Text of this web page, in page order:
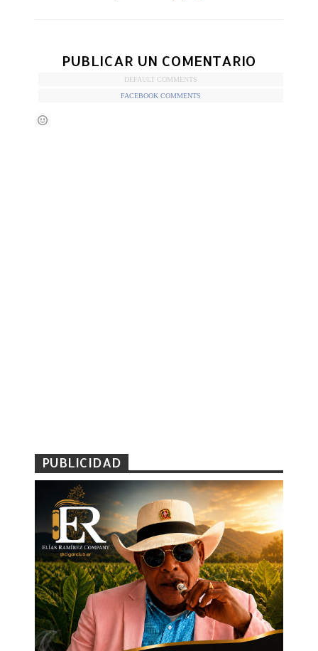
PUBLICAR UN COMENTARIO
DEFAULT COMMENTS
FACEBOOK COMMENTS
PUBLICIDAD